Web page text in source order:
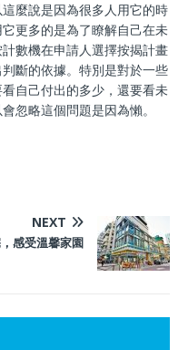
麼說是因為很多人用它的時
更多的是為了瞭解自己在未
數機在申請人選擇按揭計畫
斷的依據。特別是對於一些
自己付出的多少，還要看未
忽略這個問題是因為懶。
NEXT
感受溫馨家園